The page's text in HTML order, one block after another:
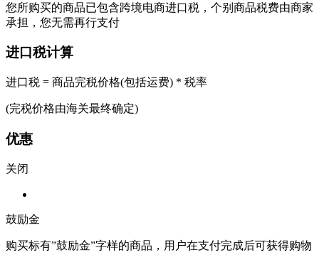
您所购买的商品已包含跨境电商进口税，个别商品税费由商家
承担，您无需再行支付
进口税计算
进口税 = 商品完税价格(包括运费) * 税率
(完税价格由海关最终确定)
优惠
关闭
鼓励金
购买标有”鼓励金”字样的商品，用户在支付完成后可获得购物